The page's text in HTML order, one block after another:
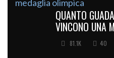
QUANTO
VINCONO UNA
81.1K 40